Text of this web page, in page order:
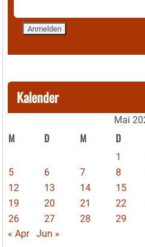
Kalender
Mai
M D M D
1
5
6 7 8
12
13 14 15
19
20 21 22
26
27 28 29
« Apr
Jun »